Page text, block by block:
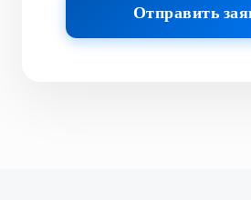
Отправить